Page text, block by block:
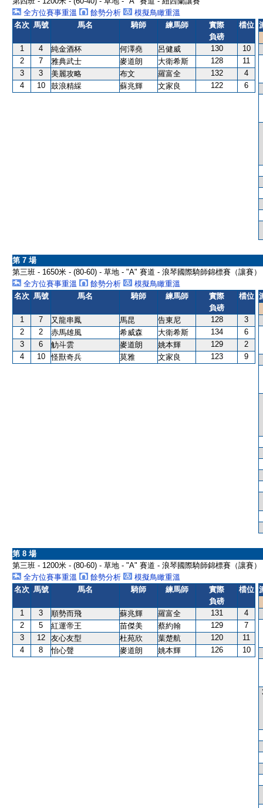
全方位賽事重溫
餘勢分析
模擬鳥瞰重溫
名次 馬號 馬名 騎師 練馬師
實際
負磅
檔位
1 4 純金酒杯 何澤堯 呂健威 130
10
2
7 雅典武士 麥道朗 大衛希斯 128
11
3
3 美麗攻略 布文 羅富全 132
4
4
10 鼓浪精綵 蘇兆輝 文家良 122 6
第 7 場
第三班 - 1650米 - (80-60) - 草地 - "A" 賽道 - 浪琴國際騎師錦標賽（讓賽
全方位賽事重溫
餘勢分析
模擬鳥瞰重溫
名次 馬號 馬名 騎師 練馬師
實際
負磅
檔位
1 7 又龍串鳳 馬昆 告東尼 128
3
2
2 赤馬雄風 希威森 大衛希斯 134
6
3
6 觔斗雲 麥道朗 姚本輝 129
2
4
10 怪獸奇兵 莫雅 文家良 123 9
第 8 場
第三班 - 1200米 - (80-60) - 草地 - "A" 賽道 - 浪琴國際騎師錦標賽（讓賽
全方位賽事重溫
餘勢分析
模擬鳥瞰重溫
名次 馬號 馬名 騎師 練馬師
實際
負磅
檔位
1 3 順勢而飛 蘇兆輝 羅富全 131
4
2
5 紅運帝王 苗傑美 蔡約翰 129
7
3
12 友心友型 杜苑欣 葉楚航 120
11
4
8 怡心聲 麥道朗 姚本輝 126 10